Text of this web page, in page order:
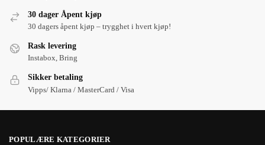
30 dager Åpent kjøp
30 dagers åpent kjøp – trygghet i hvert kjøp!
Rask levering
Instabox, Bring
Sikker betaling
Vipps/ Klarna / MasterCard / Visa
POPULÆRE KATEGORIER